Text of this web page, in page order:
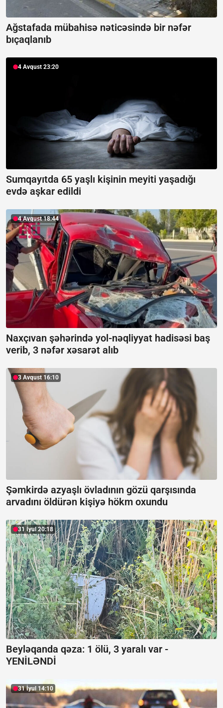
Ağstafada mübahisə nəticəsində bir nəfər
bıçaqlanıb
4 Avqust 23:20
Sumqayıtda 65 yaşlı kişinin meyiti yaşadığı
evdə aşkar edildi
4 Avqust 18:44
Naxçıvan şəhərində yol-nəqliyyat hadisəsi baş
verib, 3 nəfər xəsarət alıb
3 Avqust 16:10
Şəmkirdə azyaşlı övladının gözü qarşısında
arvadını öldürən kişiyə hökm oxundu
31 İyul 20:18
Beyləqanda qəza: 1 ölü, 3 yaralı var -
YENİLƏNDİ
31 İyul 14:10